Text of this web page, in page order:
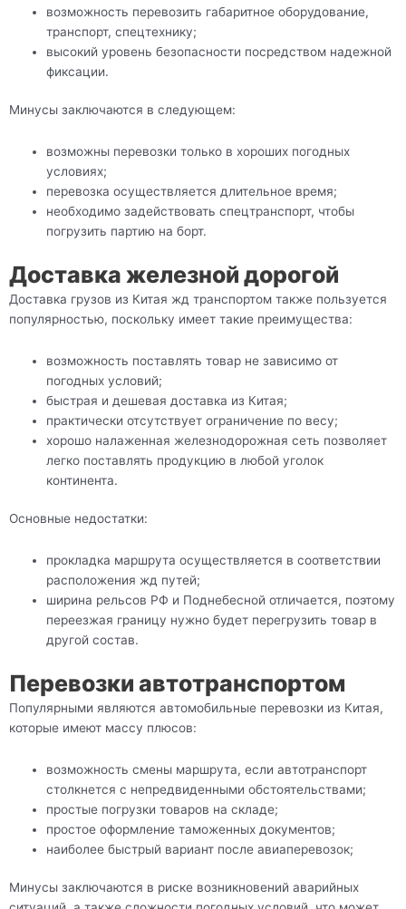
возможность перевозить габаритное оборудование,
транспорт, спецтехнику;
высокий уровень безопасности посредством надежной
фиксации.
Минусы заключаются в следующем:
возможны перевозки только в хороших погодных
условиях;
перевозка осуществляется длительное время;
необходимо задействовать спецтранспорт, чтобы
погрузить партию на борт.
Доставка железной дорогой
Доставка грузов из Китая жд транспортом также пользуется
популярностью, поскольку имеет такие преимущества:
возможность поставлять товар не зависимо от
погодных условий;
быстрая и дешевая доставка из Китая;
практически отсутствует ограничение по весу;
хорошо налаженная железнодорожная сеть позволяет
легко поставлять продукцию в любой уголок
континента.
Основные недостатки:
прокладка маршрута осуществляется в соответствии
расположения жд путей;
ширина рельсов РФ и Поднебесной отличается, поэтому
переезжая границу нужно будет перегрузить товар в
другой состав.
Перевозки автотранспортом
Популярными являются автомобильные перевозки из Китая,
которые имеют массу плюсов:
возможность смены маршрута, если автотранспорт
столкнется с непредвиденными обстоятельствами;
простые погрузки товаров на складе;
простое оформление таможенных документов;
наиболее быстрый вариант после авиаперевозок;
Минусы заключаются в риске возникновений аварийных